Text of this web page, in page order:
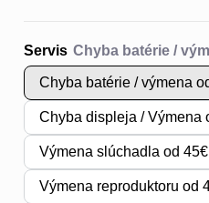
Servis
Chyba batérie / výmena
Chyba displeja / Výmena
Výmena slúchadla od 45€
Výmena reproduktoru od